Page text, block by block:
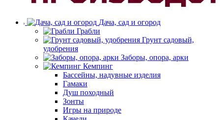
Дача, сад и огород
Грабли
Грунт садовый,
удобрения
Заборы, опора, арки
Кемпинг
Бассейны, надувные изделия
Гамаки
Душ походный
Зонты
Игры на природе